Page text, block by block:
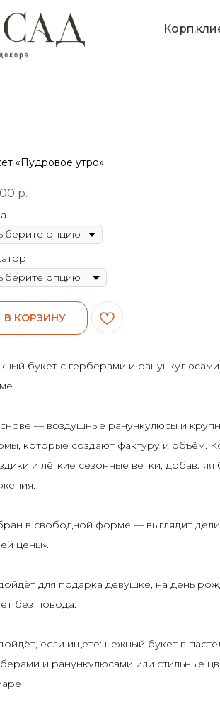
«Пудровое утро»
р.
В КОРЗИНУ
букет с герберами и
— воздушные ранункулюсы и
которые создают фактуру и объём.
и лёгкие сезонные ветки, добавляя
в свободной форме — выглядит
цены».
для подарка девушке, на день
без повода.
если ищете: нежный букет в
и ранункулюсами или стильные